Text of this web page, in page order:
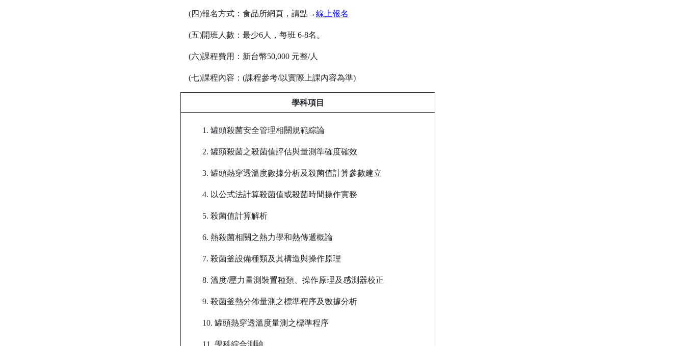
(四)報名方式：食品所網頁，請點→線上報名
(五)開班人數：最少6人，每班 6-8名。
(六)課程費用：新台幣50,000 元整/人
(七)課程內容：(課程參考/以實際上課內容為準)
學科項目
1. 罐頭殺菌安全管理相關規範綜論
2. 罐頭殺菌之殺菌值評估與量測準確度確效
3. 罐頭熱穿透溫度數據分析及殺菌值計算參數建立
4. 以公式法計算殺菌值或殺菌時間操作實務
5. 殺菌值計算解析
6. 熱殺菌相關之熱力學和熱傳遞概論
7. 殺菌釜設備種類及其構造與操作原理
8. 溫度/壓力量測裝置種類、操作原理及感測器校正
9. 殺菌釜熱分佈量測之標準程序及數據分析
10. 罐頭熱穿透溫度量測之標準程序